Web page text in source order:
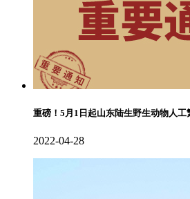
重磅！5月1日起山东陆生野生动物人
2022-04-28